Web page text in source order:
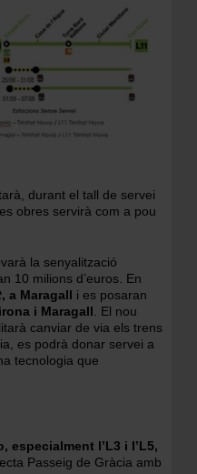
durant el tall de servei
obres servirà com a pou
la senyalització
10 milions d’euros. En
, a Maragall i es posaran
i Maragall . El nou
canviar de via els trens
es podrà donar servei a
tecnologia que
especialment l’L3 i l’L5,
Passeig de Gràcia amb